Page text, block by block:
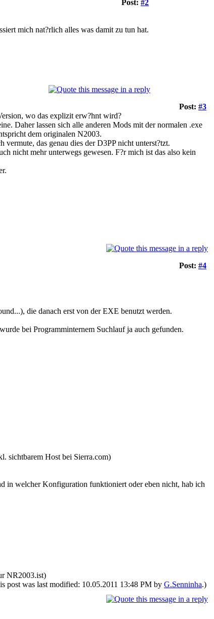
Post: #2
mich nat?rlich alles was damit zu tun hat.
Post: #3
wo das explizit erw?hnt wird?
Daher lassen sich alle anderen Mods mit der normalen .exe
dem originalen N2003.
das genau dies der D3PP nicht unterst?tzt.
nicht mehr unterwegs gewesen. F?r mich ist das also kein
Post: #4
die danach erst von der EXE benutzt werden.
bei Programminternem Suchlauf ja auch gefunden.
sichtbarem Host bei Sierra.com)
in welcher Konfiguration funktioniert oder eben nicht, hab ich
NR2003.ist)
post was last modified: 10.05.2011 13:48 PM by G.Senninha.)